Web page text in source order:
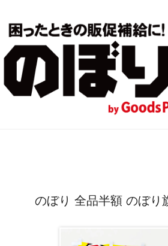
のぼり 全品半額 のぼり